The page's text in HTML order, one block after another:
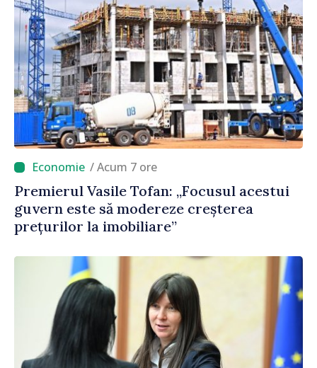
/ Acum 7 ore
Premierul Vasile Tofan: „Focusul acestui
guvern este să modereze creșterea
prețurilor la imobiliare”